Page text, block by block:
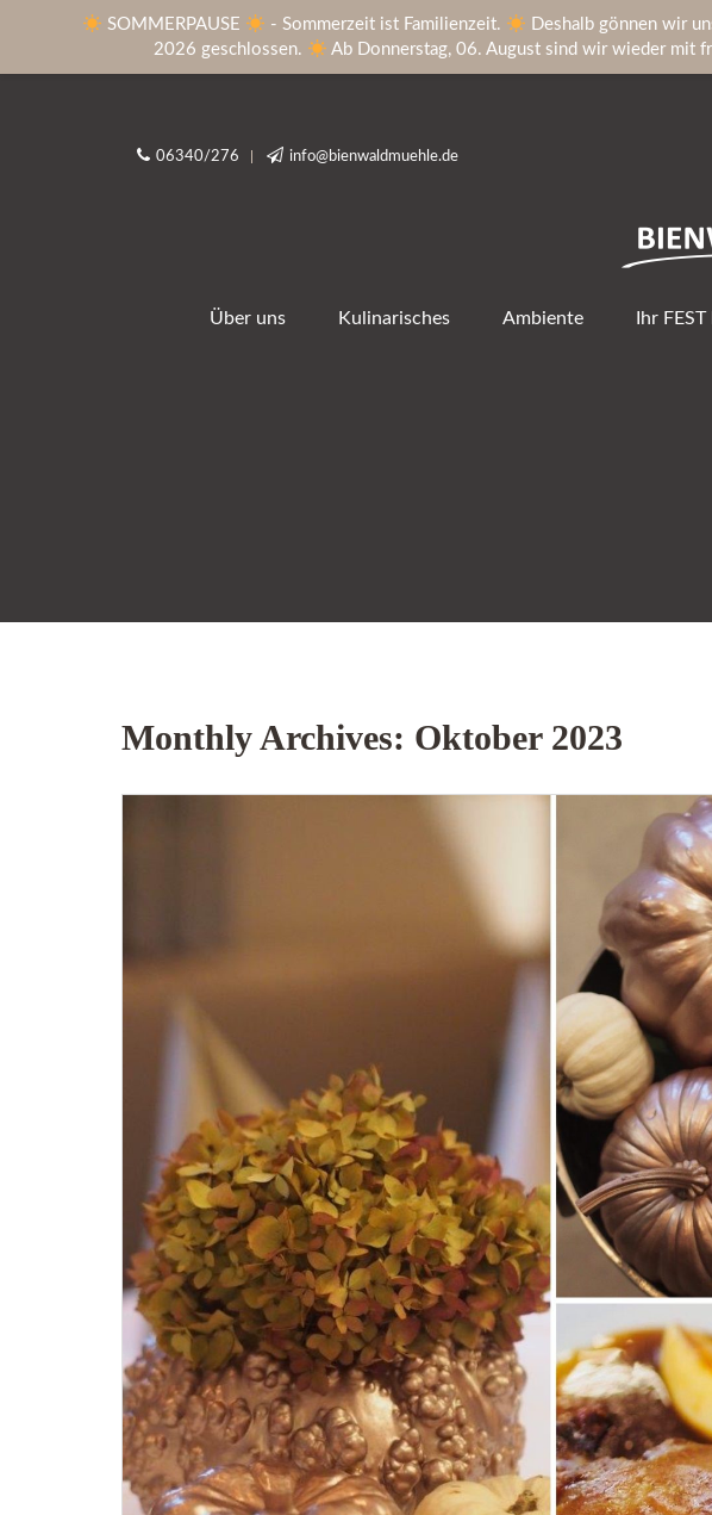
06340/276 info@bienwaldmuehle.de
Über uns Kulinarisches Ambiente Ihr
Monthly Archives: Oktober 2023
SOMMERPAUSE - Sommerzeit ist Familienzeit. Deshalb gönnen wir
2026 geschlossen.
Ab Donnerstag, 06. August sind wir wieder mit